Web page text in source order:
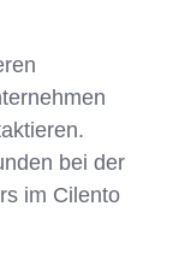
bei der
im Cilento